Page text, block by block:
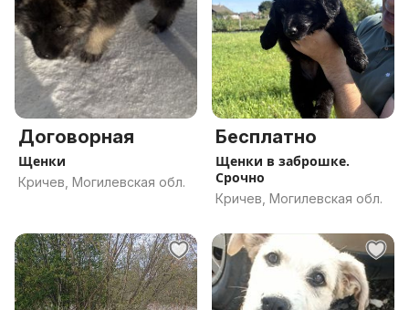
Договорная
Щенки
Кричев, Могилевская обл.
Бесплатно
Щенки в заброшке.
Срочно
Кричев, Могилевская обл.